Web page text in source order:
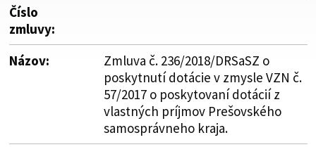
Číslo
zmluvy:
Názov:
Zmluva č. 236/2018/DRSaSZ o
poskytnutí dotácie v zmysle VZN č.
57/2017 o poskytovaní dotácií z
vlastných príjmov Prešovského
samosprávneho kraja.